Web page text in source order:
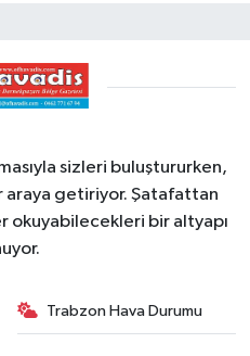
sizleri buluştururken,
araya getiriyor. Şatafattan
okuyabilecekleri bir altyapı
Trabzon Hava Durumu